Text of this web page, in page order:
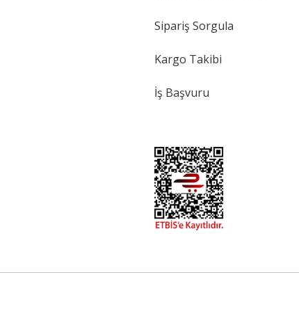
Sipariş Sorgula
Kargo Takibi
İş Başvuru